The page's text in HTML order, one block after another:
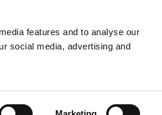
features and to analyse our
social media, advertising and